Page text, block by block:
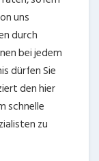
uns
durch
bei jedem
dürfen Sie
den hier
schnelle
zu